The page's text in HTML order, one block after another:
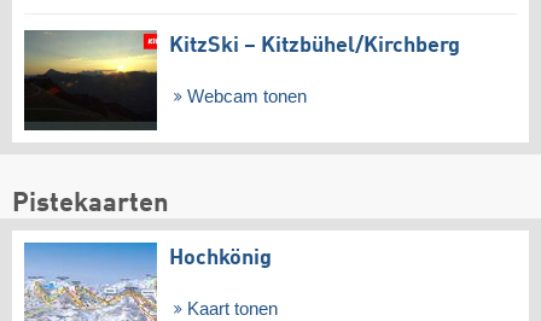
KitzSki – Kitzbühel/​Kirchberg
Webcam tonen
Pistekaarten
Hochkönig
Kaart tonen